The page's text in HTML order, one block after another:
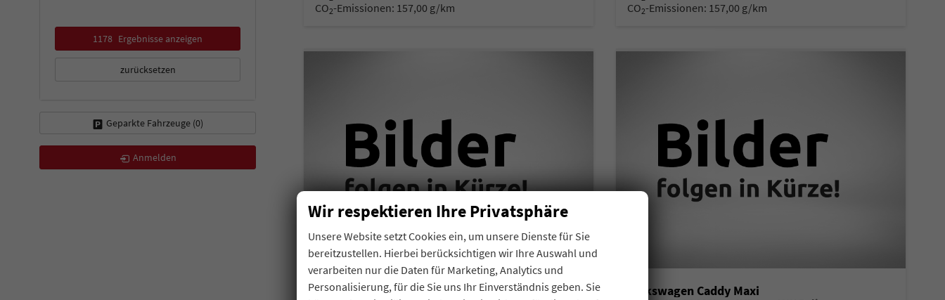
CO2-Emissionen: 157,00 g/km
CO2-Emissionen: 157,00 g/km
Volkswagen Caddy Maxi Volkswagen Caddy Maxi
1178 Ergebnisse anzeigen
zurücksetzen
Geparkte Fahrzeuge (0)
Anmelden
Wir respektieren Ihre Privatsphäre
Unsere Website setzt Cookies ein, um unsere Dienste für Sie
bereitzustellen. Hierbei berücksichtigen wir Ihre Auswahl und
verarbeiten nur die Daten für Marketing, Analytics und
Personalisierung, für die Sie uns Ihr Einverständnis geben. Sie